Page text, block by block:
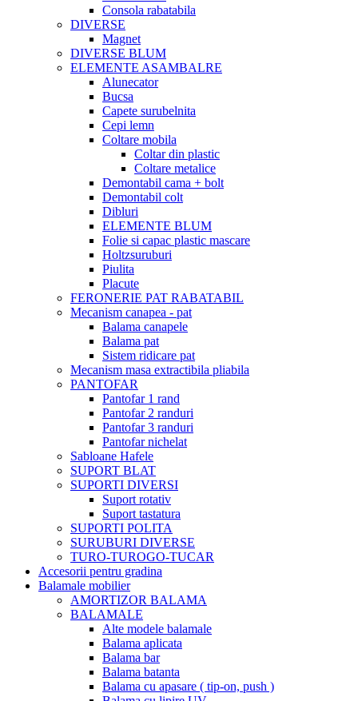
Consola rabatabila
DIVERSE
Magnet
DIVERSE BLUM
ELEMENTE ASAMBALRE
Alunecator
Bucsa
Capete surubelnita
Cepi lemn
Coltare mobila
Coltar din plastic
Coltare metalice
Demontabil cama + bolt
Demontabil colt
Dibluri
ELEMENTE BLUM
Folie si capac plastic mascare
Holtzsuruburi
Piulita
Placute
FERONERIE PAT RABATABIL
Mecanism canapea - pat
Balama canapele
Balama pat
Sistem ridicare pat
Mecanism masa extractibila pliabila
PANTOFAR
Pantofar 1 rand
Pantofar 2 randuri
Pantofar 3 randuri
Pantofar nichelat
Sabloane Hafele
SUPORT BLAT
SUPORTI DIVERSI
Suport rotativ
Suport tastatura
SUPORTI POLITA
SURUBURI DIVERSE
TURO-TUROGO-TUCAR
Accesorii pentru gradina
Balamale mobilier
AMORTIZOR BALAMA
BALAMALE
Alte modele balamale
Balama aplicata
Balama bar
Balama batanta
Balama cu apasare ( tip-on, push )